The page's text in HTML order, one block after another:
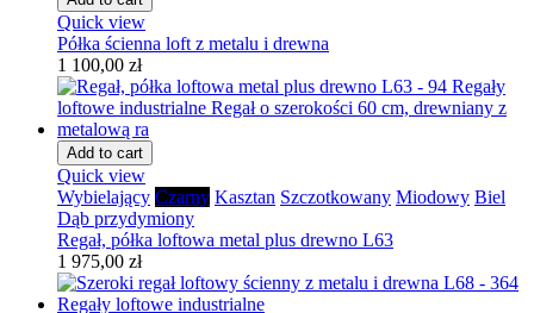
Quick view
Półka ścienna loft z metalu i drewna
1 100,00 zł
Add to cart
Quick view
Wybielający Czarny Kasztan Szczotkowany Miodowy Biel
Dąb przydymiony
Regał, półka loftowa metal plus drewno L63
1 975,00 zł